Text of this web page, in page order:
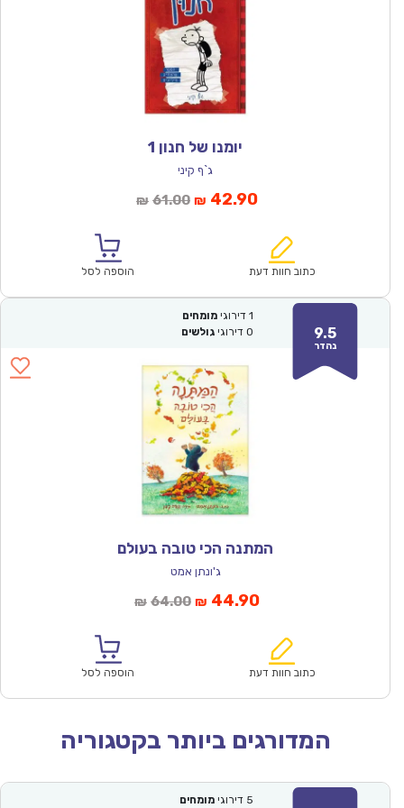
יומנו של חנון 1
ג`ף קיני
₪ 61.00המחיר
₪61.00.
₪ 42.90המחיר
הוא:
כתוב חוות דעת הוספה לסל
9.5
נהדר
1 דירוגי מומחים
0 דירוגי גולשים
המתנה הכי טובה בעולם
ג'ונתן אמט
₪ 64.00המחיר
₪64.00.
₪ 44.90המחיר
הוא:
כתוב חוות דעת הוספה לסל
המדורגים ביותר בקטגוריה
5 דירוגי מומחים